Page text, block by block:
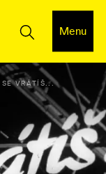
Menu
SE VRÁTÍŠ...